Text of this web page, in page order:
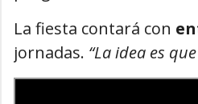
La fiesta contará con
jornadas. “La idea es